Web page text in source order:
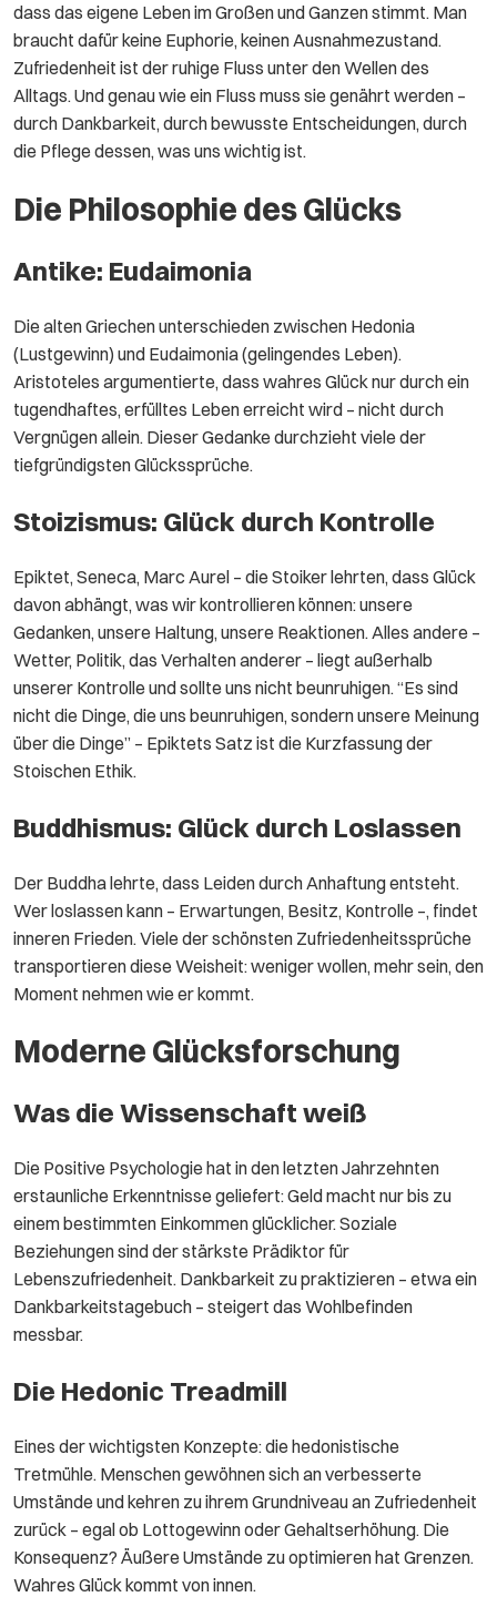
dass das eigene Leben im Großen und Ganzen stimmt. Man
braucht dafür keine Euphorie, keinen Ausnahmezustand.
Zufriedenheit ist der ruhige Fluss unter den Wellen des
Alltags. Und genau wie ein Fluss muss sie genährt werden –
durch Dankbarkeit, durch bewusste Entscheidungen, durch
die Pflege dessen, was uns wichtig ist.
Die Philosophie des Glücks
Antike: Eudaimonia
Die alten Griechen unterschieden zwischen Hedonia
(Lustgewinn) und Eudaimonia (gelingendes Leben).
Aristoteles argumentierte, dass wahres Glück nur durch ein
tugendhaftes, erfülltes Leben erreicht wird – nicht durch
Vergnügen allein. Dieser Gedanke durchzieht viele der
tiefgründigsten Glückssprüche.
Stoizismus: Glück durch Kontrolle
Epiktet, Seneca, Marc Aurel – die Stoiker lehrten, dass Glück
davon abhängt, was wir kontrollieren können: unsere
Gedanken, unsere Haltung, unsere Reaktionen. Alles andere –
Wetter, Politik, das Verhalten anderer – liegt außerhalb
unserer Kontrolle und sollte uns nicht beunruhigen. “Es sind
nicht die Dinge, die uns beunruhigen, sondern unsere Meinung
über die Dinge” – Epiktets Satz ist die Kurzfassung der
Stoischen Ethik.
Buddhismus: Glück durch Loslassen
Der Buddha lehrte, dass Leiden durch Anhaftung entsteht.
Wer loslassen kann – Erwartungen, Besitz, Kontrolle –, findet
inneren Frieden. Viele der schönsten Zufriedenheitssprüche
transportieren diese Weisheit: weniger wollen, mehr sein, den
Moment nehmen wie er kommt.
Moderne Glücksforschung
Was die Wissenschaft weiß
Die Positive Psychologie hat in den letzten Jahrzehnten
erstaunliche Erkenntnisse geliefert: Geld macht nur bis zu
einem bestimmten Einkommen glücklicher. Soziale
Beziehungen sind der stärkste Prädiktor für
Lebenszufriedenheit. Dankbarkeit zu praktizieren – etwa ein
Dankbarkeitstagebuch – steigert das Wohlbefinden
messbar.
Die Hedonic Treadmill
Eines der wichtigsten Konzepte: die hedonistische
Tretmühle. Menschen gewöhnen sich an verbesserte
Umstände und kehren zu ihrem Grundniveau an Zufriedenheit
zurück – egal ob Lottogewinn oder Gehaltserhöhung. Die
Konsequenz? Äußere Umstände zu optimieren hat Grenzen.
Wahres Glück kommt von innen.